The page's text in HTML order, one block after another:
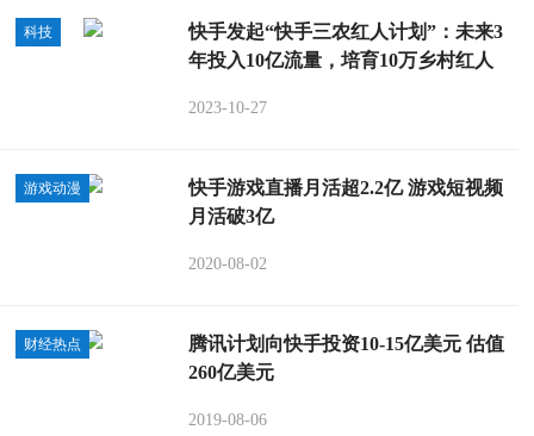
科技
快手发起“快手三农红人计划”：未来3
年投入10亿流量，培育10万乡村红人
2023-10-27
游戏动漫
快手游戏直播月活超2.2亿 游戏短视频
月活破3亿
2020-08-02
财经热点
腾讯计划向快手投资10-15亿美元 估值
260亿美元
2019-08-06